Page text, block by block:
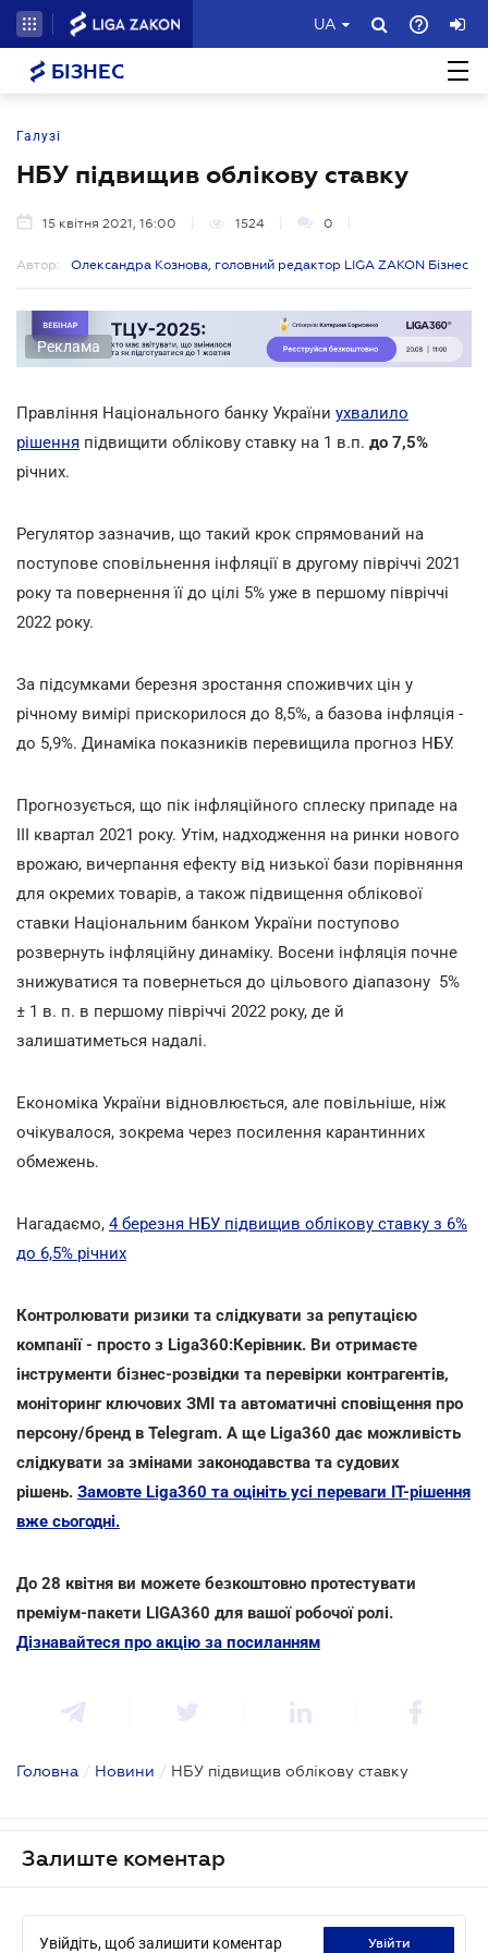
UA
БІЗНЕС
Галузі
НБУ підвищив облікову ставку
15 квітня 2021, 16:00 1524 0
Автор: Олександра Кознова, головний редактор LIGA ZAKON Бізнес
Реклама
Правління Національного банку України ухвалило
рішення підвищити облікову ставку на 1 в.п. до 7,5%
річних.
Регулятор зазначив, що такий крок спрямований на
поступове сповільнення інфляції в другому півріччі 2021
року та повернення її до цілі 5% уже в першому півріччі
2022 року.
За підсумками березня зростання споживчих цін у
річному вимірі прискорилося до 8,5%, а базова інфляція -
до 5,9%. Динаміка показників перевищила прогноз НБУ.
Прогнозується, що пік інфляційного сплеску припаде на
III квартал 2021 року. Утім, надходження на ринки нового
врожаю, вичерпання ефекту від низької бази порівняння
для окремих товарів, а також підвищення облікової
ставки Національним банком України поступово
розвернуть інфляційну динаміку. Восени інфляція почне
знижуватися та повернеться до цільового діапазону 5%
± 1 в. п. в першому півріччі 2022 року, де й
залишатиметься надалі.
Економіка України відновлюється, але повільніше, ніж
очікувалося, зокрема через посилення карантинних
обмежень.
Нагадаємо, 4 березня НБУ підвищив облікову ставку з 6%
до 6,5% річних
Контролювати ризики та слідкувати за репутацією
компанії - просто з Liga360:Керівник. Ви отримаєте
інструменти бізнес-розвідки та перевірки контрагентів,
моніторинг ключових ЗМІ та автоматичні сповіщення про
персону/бренд в Telegram. А ще Liga360 дає можливість
слідкувати за змінами законодавства та судових
рішень. Замовте Liga360 та оцініть усі переваги ІТ-рішення
вже сьогодні.
До 28 квітня ви можете безкоштовно протестувати
преміум-пакети LIGA360 для вашої робочої ролі.
Дізнавайтеся про акцію за посиланням
Головна / Новини / НБУ підвищив облікову ставку
Залиште коментар
Увійдіть, щоб залишити коментар увійти